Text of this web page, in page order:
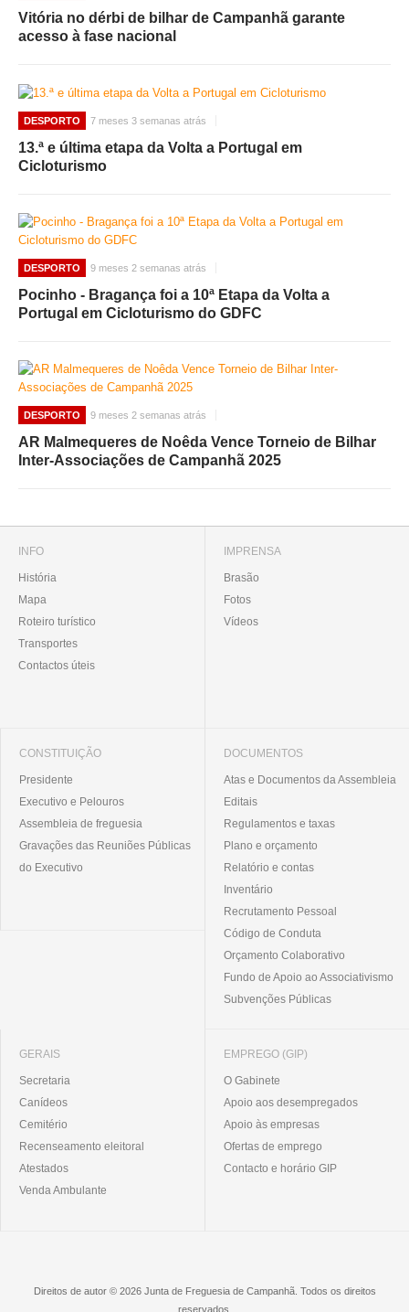
Vitória no dérbi de bilhar de Campanhã garante
acesso à fase nacional
DESPORTO 7 meses 3 semanas atrás
13.ª e última etapa da Volta a Portugal em
Cicloturismo
DESPORTO 9 meses 2 semanas atrás
Pocinho - Bragança foi a 10ª Etapa da Volta a
Portugal em Cicloturismo do GDFC
DESPORTO 9 meses 2 semanas atrás
AR Malmequeres de Noêda Vence Torneio de Bilhar
Inter-Associações de Campanhã 2025
INFO
História
Mapa
Roteiro turístico
Transportes
Contactos úteis
IMPRENSA
Brasão
Fotos
Vídeos
CONSTITUIÇÃO
Presidente
Executivo e Pelouros
Assembleia de freguesia
Gravações das Reuniões Públicas
do Executivo
DOCUMENTOS
Atas e Documentos da Assembleia
Editais
Regulamentos e taxas
Plano e orçamento
Relatório e contas
Inventário
Recrutamento Pessoal
Código de Conduta
Orçamento Colaborativo
Fundo de Apoio ao Associativismo
Subvenções Públicas
GERAIS
Secretaria
Canídeos
Cemitério
Recenseamento eleitoral
Atestados
Venda Ambulante
EMPREGO (GIP)
O Gabinete
Apoio aos desempregados
Apoio às empresas
Ofertas de emprego
Contacto e horário GIP
Direitos de autor © 2026 Junta de Freguesia de Campanhã. Todos os direitos
reservados.